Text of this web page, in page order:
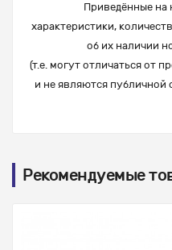
Приведённые на
характеристики,
об их наличии
(т.е. могут отличаться от
и не являются публичной
Рекомендуемые